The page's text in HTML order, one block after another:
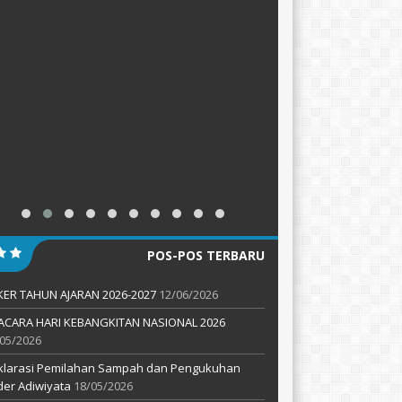
POS-POS TERBARU
TAHUN AJARAN 2026-2027 12/06/2026
HARI KEBANGKITAN NASIONAL 2026
2026
Pemilahan Sampah dan Pengukuhan
Adiwiyata 18/05/2026